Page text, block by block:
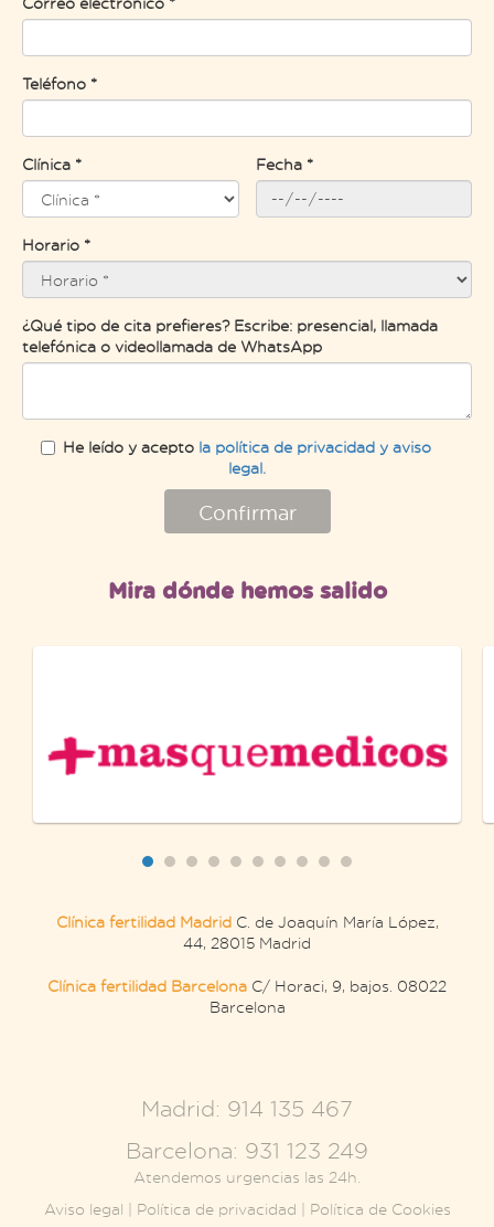
Teléfono *
Clínica * Fecha *
Horario *
¿Qué tipo de cita prefieres? Escribe: presencial, llamada
telefónica o videollamada de WhatsApp
He leído y acepto la política de privacidad y aviso
legal.
Confirmar
Mira dónde hemos salido
Clínica fertilidad MadridC. de Joaquín María López,
44, 28015 Madrid
Clínica fertilidad Barcelona C/ Horaci, 9, bajos. 08022
Barcelona
Madrid: 914 135 467
Barcelona: 931 123 249
Atendemos urgencias las 24h.
Aviso legal | Política de privacidad | Política de Cookies